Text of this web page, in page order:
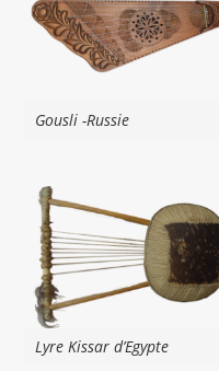
Gousli -Russie
Lyre Kissar d’Egypte